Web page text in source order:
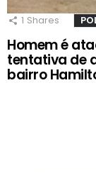
1 Shares
Homem é
tentativa de
bairro